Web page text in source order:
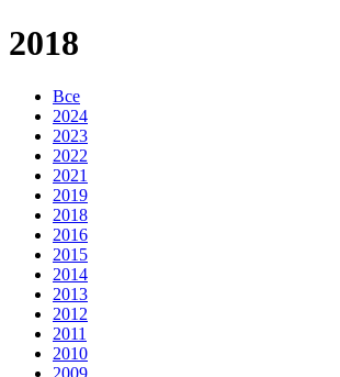
2018
Все
2024
2023
2022
2021
2019
2018
2016
2015
2014
2013
2012
2011
2010